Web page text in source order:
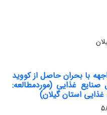
با بحران حاصل از کووید
غذایی (موردمطالعه:
استان گیلان)